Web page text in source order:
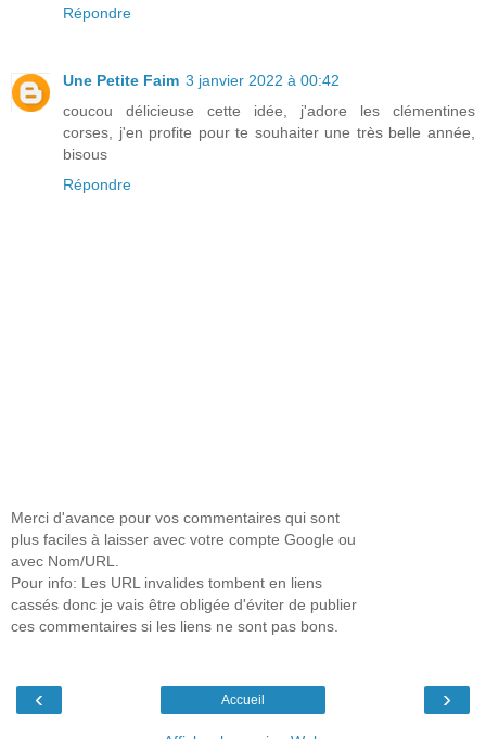
Répondre
Une Petite Faim 3 janvier 2022 à 00:42
coucou délicieuse cette idée, j'adore les clémentines
corses, j'en profite pour te souhaiter une très belle année,
bisous
Répondre
Merci d'avance pour vos commentaires qui sont
plus faciles à laisser avec votre compte Google ou
avec Nom/URL.
Pour info: Les URL invalides tombent en liens
cassés donc je vais être obligée d'éviter de publier
ces commentaires si les liens ne sont pas bons.
‹ ›
Accueil